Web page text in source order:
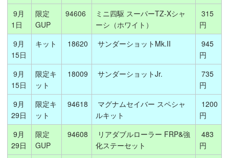
9月
1日
限定
GUP
94606
ミニ四駆 スーパーTZ-Xシャ
ーシ（ホワイト）
315
円
9月
15日
キット 18620 サンダーショットMk.II
945
円
9月
15日
限定キ
ット
18009 サンダーショットJr.
735
円
9月
29日
限定キ
ット
94618
マグナムセイバー スペシャ
ルキット
1200
円
9月
29日
限定
GUP
94608
リアダブルローラー FRP&強
化ステーセット
483
円